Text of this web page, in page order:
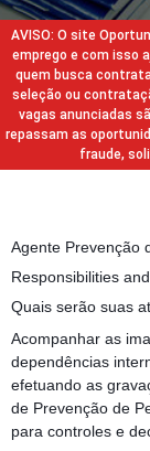
AVISO: O site
emprego e com isso
quem busca
seleção ou
vagas anunciadas
repassam as
fraude,
Agente Prevenção
Responsibilities
Quais serão suas
Acompanhar as
dependências
efetuando as
de Prevenção de
para controles e